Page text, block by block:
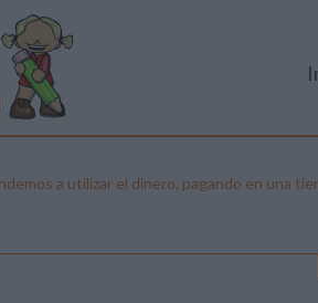
a utilizar el dinero, pagando en una